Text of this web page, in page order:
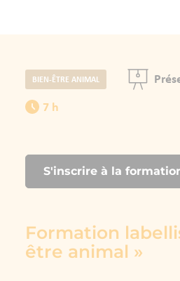
BIEN-ÊTRE ANIMAL
7 h
S'inscrire à la
Formation
être animal »